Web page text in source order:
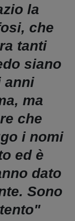
la
che
tanti
siano
anni
ma
che
i nomi
ed è
dato
Sono